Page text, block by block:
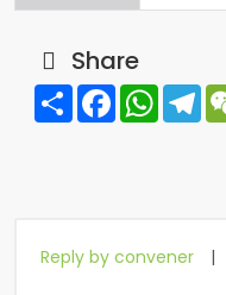
Share
Share Facebook
Reply by convener |